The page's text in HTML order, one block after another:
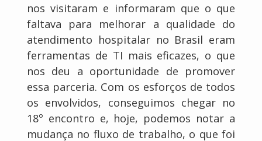
nos visitaram e informaram que o que
faltava para melhorar a qualidade do
atendimento hospitalar no Brasil eram
ferramentas de TI mais eficazes, o que
nos deu a oportunidade de promover
essa parceria. Com os esforços de todos
os envolvidos, conseguimos chegar no
18º encontro e, hoje, podemos notar a
mudança no fluxo de trabalho, o que foi